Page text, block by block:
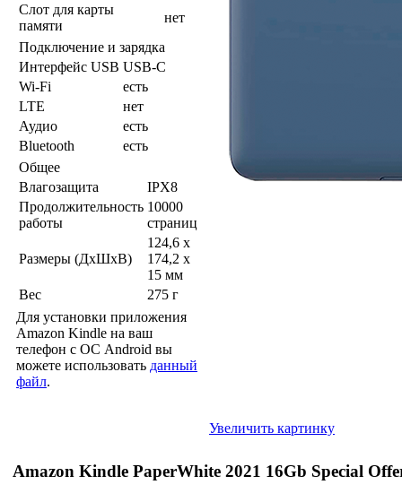
Слот для карты
памяти
нет
Подключение и зарядка
Интерфейс USB USB-C
Wi-Fi
есть
LTE
нет
Аудио
есть
Bluetooth
есть
Общее
Влагозащита
IPX8
Продолжительность
работы
10000
страниц
Размеры (ДхШхВ)
124,6 x
174,2 x
15 мм
Вес
275 г
Для установки приложения
Amazon Kindle на ваш
телефон с ОС Android вы
можете использовать данный
файл.
Увеличить картинку
Amazon Kindle PaperWhite 2021 16Gb Special